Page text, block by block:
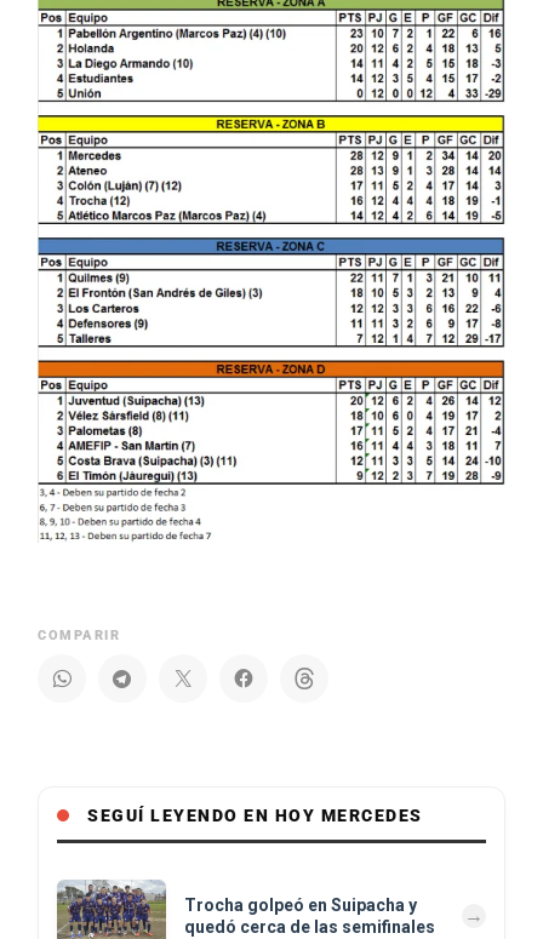
COMPARIR
SEGUÍ LEYENDO EN HOY MERCEDES
Trocha golpeó en Suipacha y
quedó cerca de las semifinales